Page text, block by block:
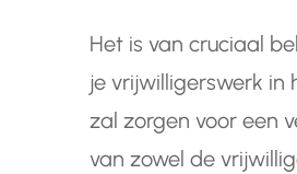
Het is van cruciaal
je vrijwilligerswerk in
zal zorgen voor een
van zowel de